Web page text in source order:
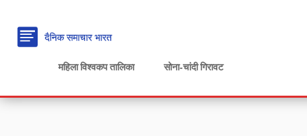
महिला विश्वकप तालिका सोना‑चांदी गिरावट